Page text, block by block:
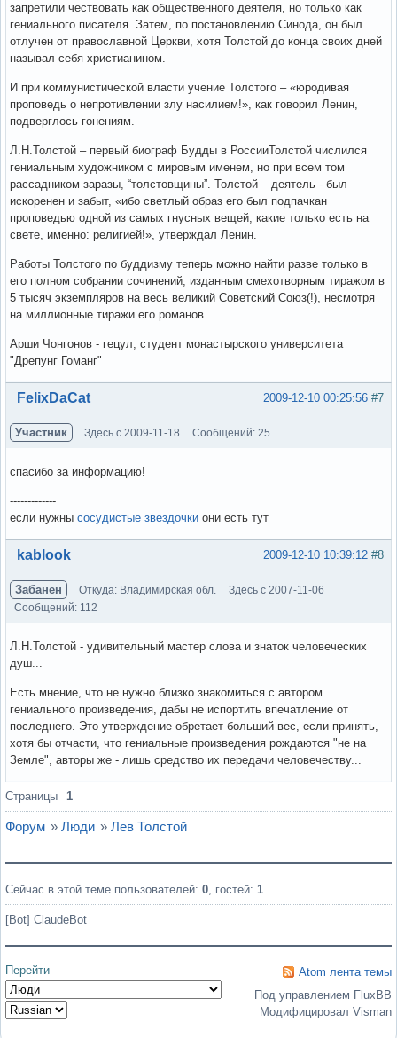
запретили чествовать как общественного деятеля, но только как
гениального писателя. Затем, по постановлению Синода, он был
отлучен от православной Церкви, хотя Толстой до конца своих дней
называл себя христианином.
И при коммунистической власти учение Толстого – «юродивая
проповедь о непротивлении злу насилием!», как говорил Ленин,
подверглось гонениям.
Л.Н.Толстой – первый биограф Будды в РоссииТолстой числился
гениальным художником с мировым именем, но при всем том
рассадником заразы, “толстовщины”. Толстой – деятель - был
искоренен и забыт, «ибо светлый образ его был подпачкан
проповедью одной из самых гнусных вещей, какие только есть на
свете, именно: религией!», утверждал Ленин.
Работы Толстого по буддизму теперь можно найти разве только в
его полном собрании сочинений, изданным смехотворным тиражом в
5 тысяч экземпляров на весь великий Советский Союз(!), несмотря
на миллионные тиражи его романов.
Арши Чонгонов - гецул, студент монастырского университета
"Дрепунг Гоманг"
Вне форума #7
2009-12-10 00:25:56
FelixDaCat
Участник Здесь с 2009-11-18 Сообщений: 25
спасибо за информацию!
-------------
если нужны сосудистые звездочки они есть тут
Вне форума #8
2009-12-10 10:39:12
kablook
Забанен Откуда: Владимирская обл.
Здесь с 2007-11-06
Сообщений: 112
Л.Н.Толстой - удивительный мастер слова и знаток человеческих
душ...
Есть мнение, что не нужно близко знакомиться с автором
гениального произведения, дабы не испортить впечатление от
последнего. Это утверждение обретает больший вес, если принять,
хотя бы отчасти, что гениальные произведения рождаются "не на
Земле", авторы же - лишь средство их передачи человечеству...
Вне форума
Страницы 1
Форум » Люди » Лев Толстой
Сейчас в этой теме пользователей: 0, гостей: 1
[Bot] ClaudeBot
Перейти
Atom лента темы
Под управлением FluxBB
Модифицировал Visman